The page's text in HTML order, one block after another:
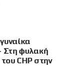
Στη φυλακή
CHP στην